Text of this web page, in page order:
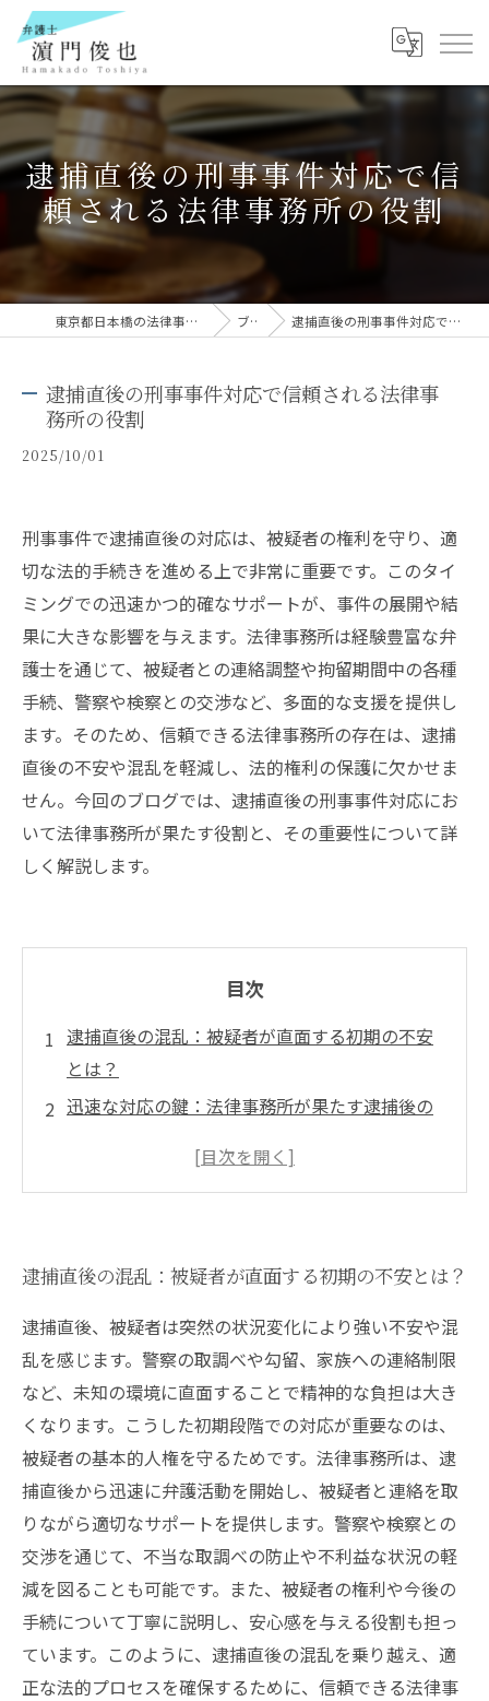
逮捕直後の刑事事件対応で信
頼される法律事務所の役割
東京都日本橋の法律事務所なら弁護士 濵門俊也 ブログ 逮捕直後の刑事事件対応で信頼される法律事務所の役割
逮捕直後の刑事事件対応で信頼される法律事
務所の役割
2025/10/01
刑事事件で逮捕直後の対応は、被疑者の権利を守り、適
切な法的手続きを進める上で非常に重要です。このタイ
ミングでの迅速かつ的確なサポートが、事件の展開や結
果に大きな影響を与えます。法律事務所は経験豊富な弁
護士を通じて、被疑者との連絡調整や拘留期間中の各種
手続、警察や検察との交渉など、多面的な支援を提供し
ます。そのため、信頼できる法律事務所の存在は、逮捕
直後の不安や混乱を軽減し、法的権利の保護に欠かせま
せん。今回のブログでは、逮捕直後の刑事事件対応にお
いて法律事務所が果たす役割と、その重要性について詳
しく解説します。
目次
逮捕直後の混乱：被疑者が直面する初期の不安
とは？
迅速な対応の鍵：法律事務所が果たす逮捕後の
権利保護と手続きの進行：弁護士と共に進める
事件展開への影響
信頼できる法律事務所を選ぶ理由と逮捕後の安
心感
逮捕後の刑事事件対応における弁護士の重要ポ
イントまとめ
法律事務所が支える被疑者の権利と未来への道
標
逮捕直後の混乱：被疑者が直面する初期の不安とは？
逮捕直後、被疑者は突然の状況変化により強い不安や混
乱を感じます。警察の取調べや勾留、家族への連絡制限
など、未知の環境に直面することで精神的な負担は大き
くなります。こうした初期段階での対応が重要なのは、
被疑者の基本的人権を守るためです。法律事務所は、逮
捕直後から迅速に弁護活動を開始し、被疑者と連絡を取
りながら適切なサポートを提供します。警察や検察との
交渉を通じて、不当な取調べの防止や不利益な状況の軽
減を図ることも可能です。また、被疑者の権利や今後の
手続について丁寧に説明し、安心感を与える役割も担っ
ています。このように、逮捕直後の混乱を乗り越え、適
正な法的プロセスを確保するために、信頼できる法律事